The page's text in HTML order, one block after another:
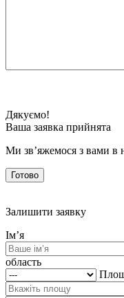
Дякуємо!
Ваша заявка прийнята
Ми зв’яжемося з вами в
Готово
Залишити заявку
Ім’я
область